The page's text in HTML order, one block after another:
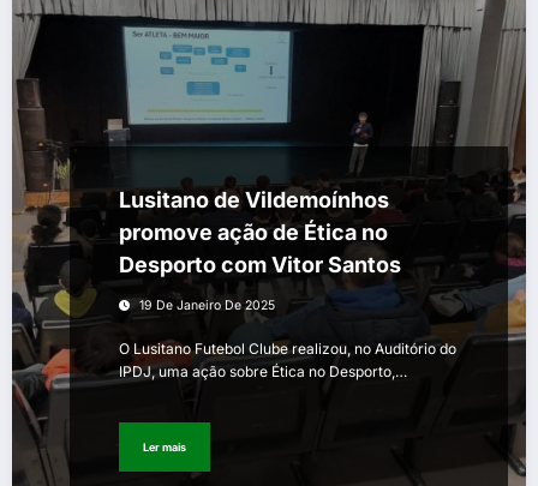
Lusitano de Vildemoínhos
promove ação de Ética no
Desporto com Vitor Santos
19 De Janeiro De 2025
O Lusitano Futebol Clube realizou, no Auditório do
IPDJ, uma ação sobre Ética no Desporto,…
Ler mais